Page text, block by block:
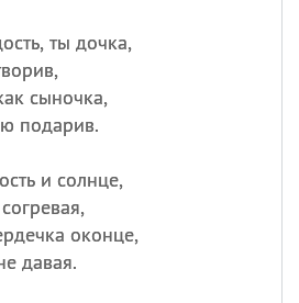
ты дочка,
сыночка,
подарив.
и солнце,
оконце,
давая.